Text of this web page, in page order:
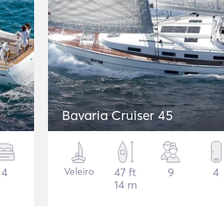
4
Bavaria Cruiser 45
Veleiro
47 ft
14 m
9 4